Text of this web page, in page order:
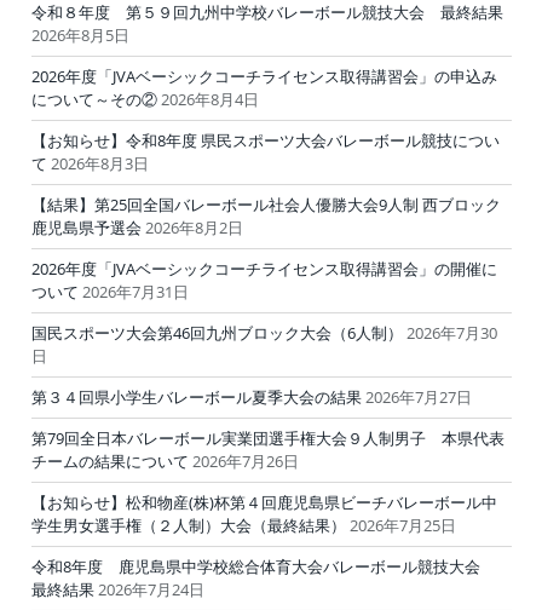
令和８年度 第５９回九州中学校バレーボール競技大会 最終結果
2026年8月5日
2026年度「JVAベーシックコーチライセンス取得講習会」の申込み
について～その②2026年8月4日
【お知らせ】令和8年度 県民スポーツ大会バレーボール競技につい
て 2026年8月3日
【結果】第25回全国バレーボール社会人優勝大会9人制 西ブロック
鹿児島県予選会 2026年8月2日
2026年度「JVAベーシックコーチライセンス取得講習会」の開催に
ついて 2026年7月31日
国民スポーツ大会第46回九州ブロック大会（6人制）
2026年7月30
日
第３４回県小学生バレーボール夏季大会の結果2026年7月27日
第79回全日本バレーボール実業団選手権大会９人制男子 本県代表
チームの結果について 2026年7月26日
【お知らせ】松和物産(株)杯第４回鹿児島県ビーチバレーボール中
学生男女選手権（２人制）大会（最終結果）
2026年7月25日
令和8年度 鹿児島県中学校総合体育大会バレーボール競技大会
最終結果2026年7月24日